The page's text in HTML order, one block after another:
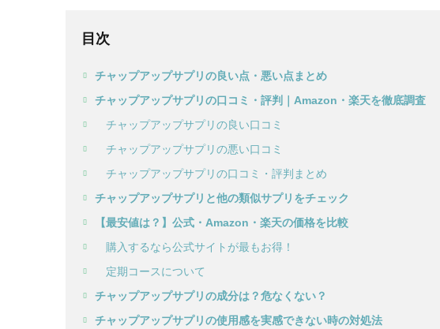
目次
チャップアップサプリの良い点・悪い点まとめ
チャップアップサプリの口コミ・評判｜Amazon・楽天を徹底調査
チャップアップサプリの良い口コミ
チャップアップサプリの悪い口コミ
チャップアップサプリの口コミ・評判まとめ
チャップアップサプリと他の類似サプリをチェック
【最安値は？】公式・Amazon・楽天の価格を比較
購入するなら公式サイトが最もお得！
定期コースについて
チャップアップサプリの成分は？危なくない？
チャップアップサプリの使用感を実感できない時の対処法